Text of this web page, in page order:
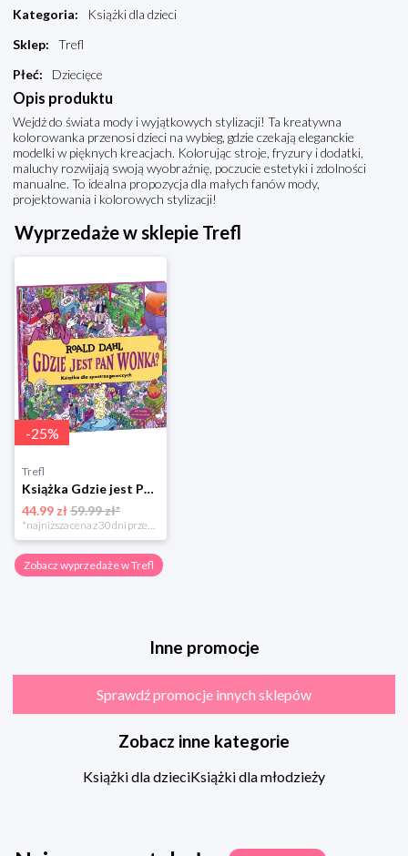
Kategoria:
Książki dla dzieci
Sklep:
Trefl
Płeć: Dziecięce
Opis produktu
Wejdź do świata mody i wyjątkowych stylizacji! Ta kreatywna
kolorowanka przenosi dzieci na wybieg, gdzie czekają eleganckie
modelki w pięknych kreacjach. Kolorując stroje, fryzury i dodatki,
maluchy rozwijają swoją wyobraźnię, poczucie estetyki i zdolności
manualne. To idealna propozycja dla małych fanów mody,
projektowania i kolorowych stylizacji!
Wyprzedaże w sklepie Trefl
-25%
Trefl
Książka Gdzie jest Pan Wonka?
44.99 zł59.99 zł*
*najniższa cena z 30 dni przed obniżką
Zobacz wyprzedaże w Trefl
Inne promocje
Sprawdź promocje innych sklepów
Zobacz inne kategorie
Książki dla dzieciKsiążki dla młodzieży